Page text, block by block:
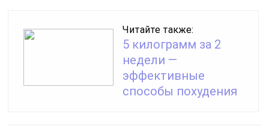
Читайте также:
5 килограмм за 2
недели —
эффективные
способы похудения